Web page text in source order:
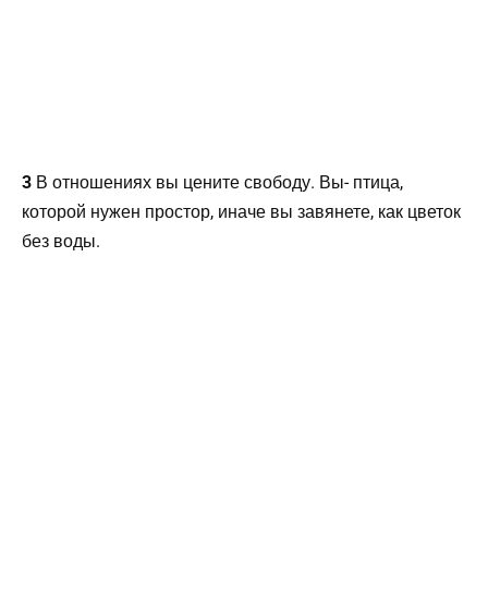
3 В отношениях вы цените свободу. Вы- птица,
которой нужен простор, иначе вы завянете, как цветок
без воды.